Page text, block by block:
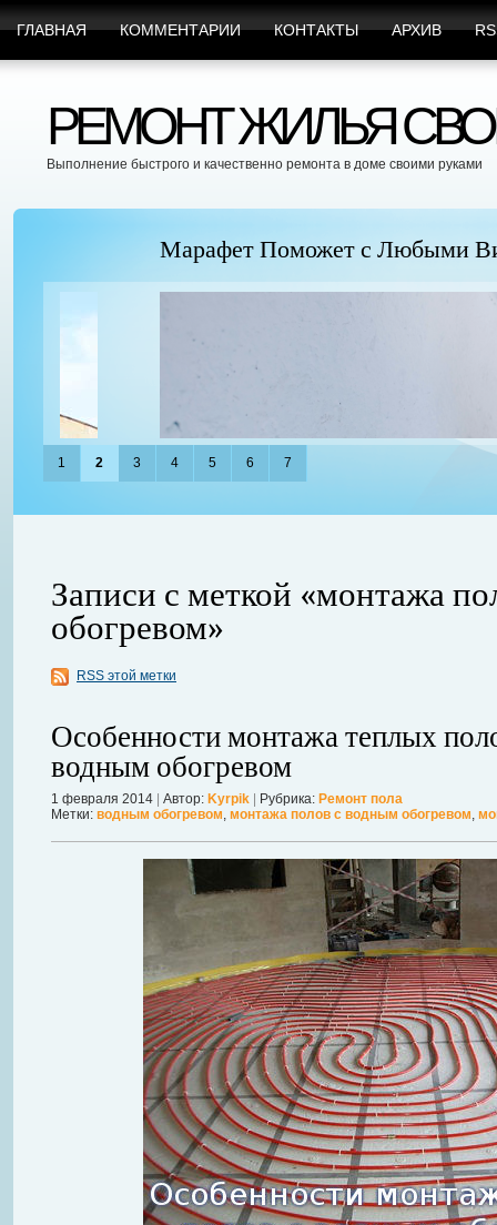
ГЛАВНАЯ КОММЕНТАРИИ КОНТАКТЫ АРХИВ
РЕМОНТ ЖИЛЬЯ
Выполнение быстрого и качественно ремонта в доме своими руками
Марафет Поможет с Любыми Видами
течение пары недель их может стать уже вдвое, а то и втрое
в первые часы принять меры. А именно: обратиться в
Далее...
1 2 3 4 5 6 7
Записи с меткой «монтажа
обогревом»
RSS этой метки
Особенности монтажа теплых
водным обогревом
1 февраля 2014 Автор: Kyrpik Рубрика: Ремонт пола
Метки: водным обогревом, монтажа полов с водным обогревом,